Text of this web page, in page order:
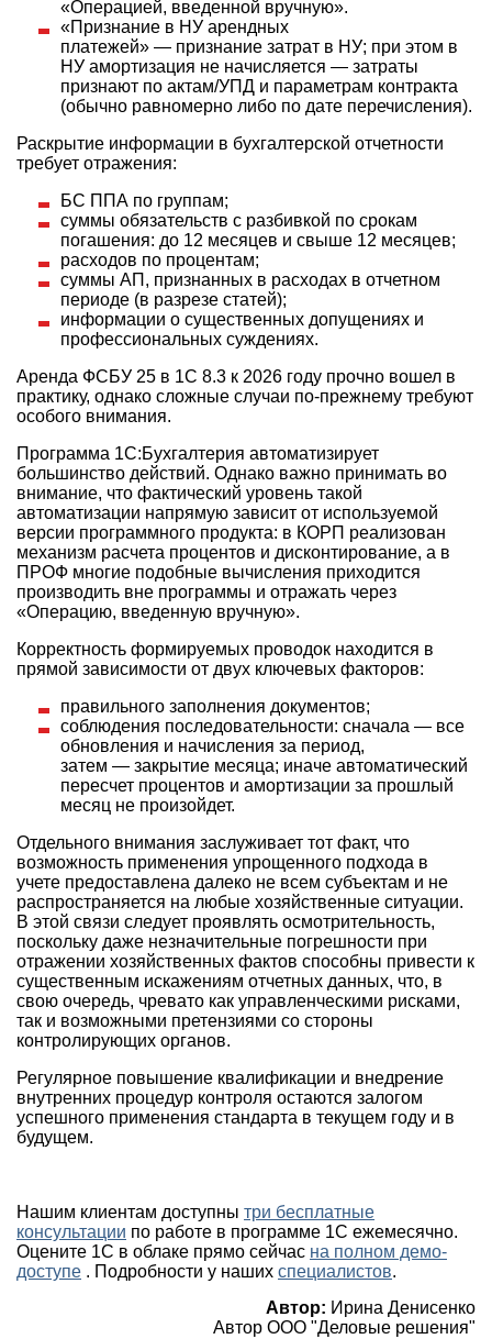
«Операцией, введенной вручную».
«Признание в НУ арендных
платежей» — признание затрат в НУ; при этом в
НУ амортизация не начисляется — затраты
признают по актам/УПД и параметрам контракта
(обычно равномерно либо по дате перечисления).
Раскрытие информации в бухгалтерской отчетности
требует отражения:
БС ППА по группам;
суммы обязательств с разбивкой по срокам
погашения: до 12 месяцев и свыше 12 месяцев;
расходов по процентам;
суммы АП, признанных в расходах в отчетном
периоде (в разрезе статей);
информации о существенных допущениях и
профессиональных суждениях.
Аренда ФСБУ 25 в 1С 8.3 к 2026 году прочно вошел в
практику, однако сложные случаи по‑прежнему требуют
особого внимания.
Программа 1С:Бухгалтерия автоматизирует
большинство действий. Однако важно принимать во
внимание, что фактический уровень такой
автоматизации напрямую зависит от используемой
версии программного продукта: в КОРП реализован
механизм расчета процентов и дисконтирование, а в
ПРОФ многие подобные вычисления приходится
производить вне программы и отражать через
«Операцию, введенную вручную».
Корректность формируемых проводок находится в
прямой зависимости от двух ключевых факторов:
правильного заполнения документов;
соблюдения последовательности: сначала — все
обновления и начисления за период,
затем — закрытие месяца; иначе автоматический
пересчет процентов и амортизации за прошлый
месяц не произойдет.
Отдельного внимания заслуживает тот факт, что
возможность применения упрощенного подхода в
учете предоставлена далеко не всем субъектам и не
распространяется на любые хозяйственные ситуации.
В этой связи следует проявлять осмотрительность,
поскольку даже незначительные погрешности при
отражении хозяйственных фактов способны привести к
существенным искажениям отчетных данных, что, в
свою очередь, чревато как управленческими рисками,
так и возможными претензиями со стороны
контролирующих органов.
Регулярное повышение квалификации и внедрение
внутренних процедур контроля остаются залогом
успешного применения стандарта в текущем году и в
будущем.
Нашим клиентам доступны три бесплатные
консультации по работе в программе 1С ежемесячно.
Оцените 1С в облаке прямо сейчас на полном демо-
доступе . Подробности у наших специалистов.
Автор: Ирина Денисенко
Автор ООО "Деловые решения"